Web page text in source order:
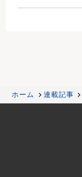
ホーム 連載記事